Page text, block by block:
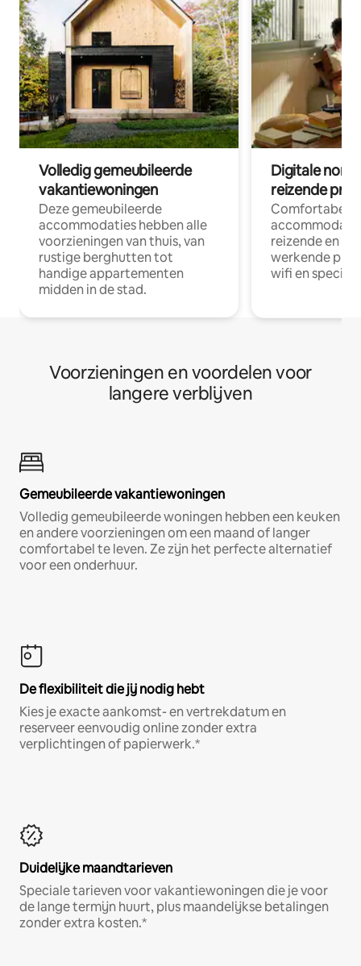
Volledig gemeubileerde
vakantiewoningen
Deze gemeubileerde
accommodaties hebben alle
voorzieningen van thuis, van
rustige berghutten tot
handige appartementen
midden in de stad.
Digitale
reizende
Comfortabele
reizende en
werkende
wifi en
Voorzieningen en voordelen voor
langere verblijven
Gemeubileerde vakantiewoningen
Volledig gemeubileerde woningen hebben een keuken
en andere voorzieningen om een maand of langer
comfortabel te leven. Ze zijn het perfecte alternatief
voor een onderhuur.
De flexibiliteit die jij nodig hebt
Kies je exacte aankomst- en vertrekdatum en
reserveer eenvoudig online zonder extra
verplichtingen of papierwerk.*
Duidelijke maandtarieven
Speciale tarieven voor vakantiewoningen die je voor
de lange termijn huurt, plus maandelijkse betalingen
zonder extra kosten.*